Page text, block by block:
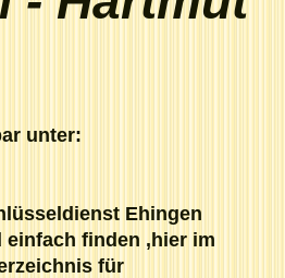
unter:
Ehingen
finden ,hier im
für